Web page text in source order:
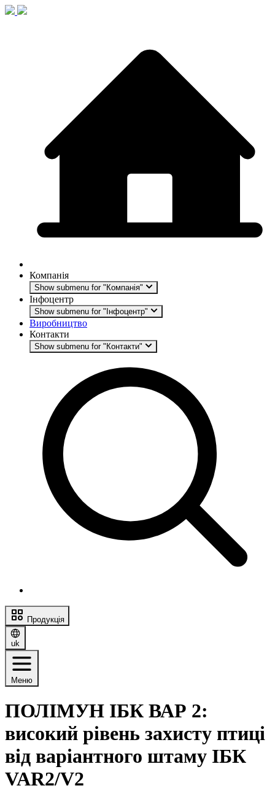
Компанія
Show submenu for "Компанія"
Інфоцентр
Show submenu for "Інфоцентр"
Виробництво
Контакти
Show submenu for "Контакти"
Продукція
uk
Меню
ПОЛІМУН ІБК ВАР 2:
високий рівень захисту птиці
від варіантного штаму ІБК
VAR2/V2